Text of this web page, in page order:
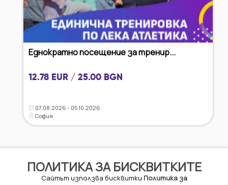
Еднократно посещение за тренир...
12.78 EUR / 25.00 BGN
07.08.2026 - 05.10.2026
София
ПОЛИТИКА ЗА БИСКВИТКИТЕ
Сайтът използва бисквитки Политика за